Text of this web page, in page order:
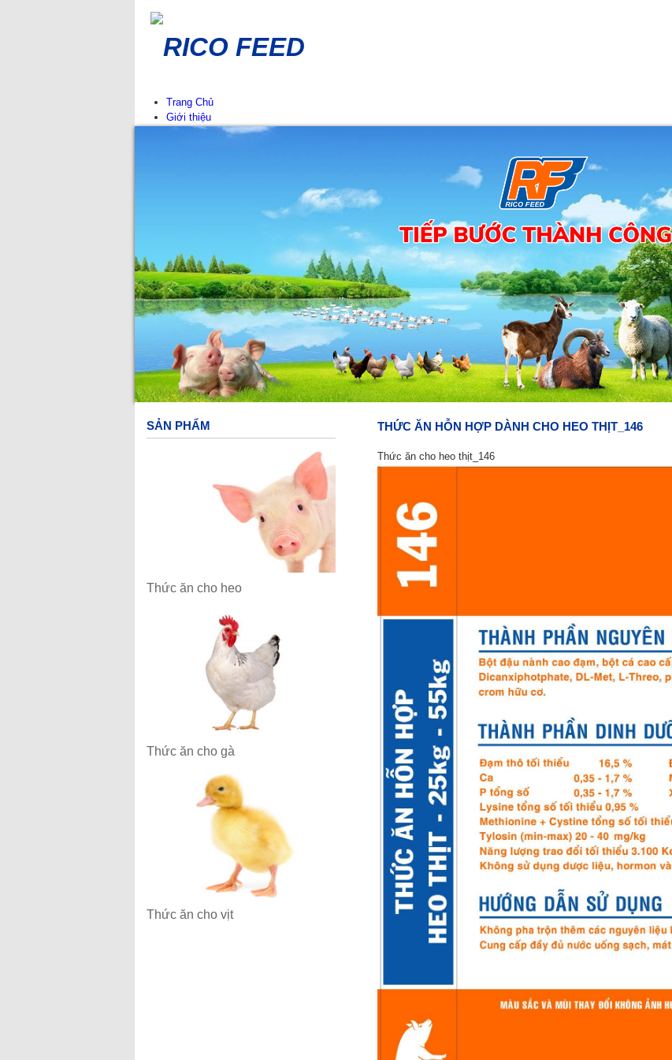
RICO FEED
Trang Chủ
Giới thiệu
Lịch sử hình thành
Sự kiện tại RICO FEED
Tư vấn chăn nuôi
Sản phẩm
Thức ăn cho cút
Thức ăn cho heo
Thức ăn cho gà
Thức ăn cho vịt
Thức ăn cho bò, dê-cừu
Tuyển dụng
Văn hóa RICO FEED
Chính sách nhân sự
Cơ hội nghề nghiệp
Cộng đồng
Câu chuyện danh nhân
SẢN PHẨM
Thức ăn cho heo
Thức ăn cho gà
Thức ăn cho vịt
THỨC ĂN HỖN HỢP DÀNH CHO HEO THỊT_146
Thức ăn cho heo thịt_146